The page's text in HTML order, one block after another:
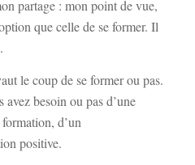
partage : mon point de vue,
que celle de se former. Il
le coup de se former ou pas.
avez besoin ou pas d’une
d’un
positive.